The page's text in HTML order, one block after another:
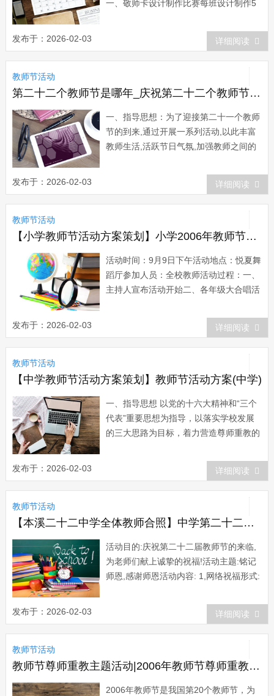
一、敬师卡设计制作比赛每班设计制作5
比。优秀作品将于教师节当天展示。获奖
的班级按所获奖项加分。二、开展“向老
师献礼”活动1、每班向所负责的老师赠送
发布于：2026-02-03 详细阅读
教师节活动
第二十二个教师节是哪年_庆祝第二十二个教师节活动方案
一、指导思想：为了迎接第二十一个教师
节的到来,通过开展一系列活动,以此丰富
教师生活,活跃节日气氛,加强教师之间的
力、凝聚力和团队合作精神。二．活动议
程：1、活动时间：2006年9月9日下午
1：00～3：002、活动地点：上海展览中
发布于：2026-02-03 详细阅读
教师节活动
【小学教师节活动方案策划】小学2006年教师节活动方案
活动时间：9月9日下午活动地点：悦夏舞
蹈厅参加人员：全校教师活动过程：一、
主持人宣布活动开始二、各年级大合唱活
国》三年级《让世界充满爱》四年级《阳
光总在风雨后》五年级《同一首歌》六年
级《二十年后再相会》三、 各年级特色
发布于：2026-02-03 详细阅读
教师节活动
【中学教师节活动方案策划】教师节活动方案(中学)
一、指导思想 以党的十六大精神和“三个
代表”重要思想为指导，以落实学校发展
的三大思路为目标，着力营造尊师重教的
神投身于学校的教育事业，为推动我校教
育事业再上新台阶作出新的贡献。 二、
活动目标 通过隆重开展教师节系列庆祝
活动，营造尊师重教和改革奋进的良好氛
围；进一步...
发布于：2026-02-03 详细阅读
教师节活动
【本溪二十二中学全体教师合照】中学第二十二届教师节活动方案
活动目的:庆祝第二十二届教师节的来临,
为老师们献上诚挚的祝福!活动主题:铭记
师恩,感谢师恩活动内容: 1,网络祝福形式:
一张电子贺卡,用简短文字表达尊师爱师
之情 学校的每位教师均有邮箱,用户名为
该教师姓名的拼音的头个字母,网站为上
发布于：2026-02-03 详细阅读
教师节活动
教师节尊师重教主题活动|2006年教师节尊师重教活动方案
2006年教师节是我国第20个教师节，为